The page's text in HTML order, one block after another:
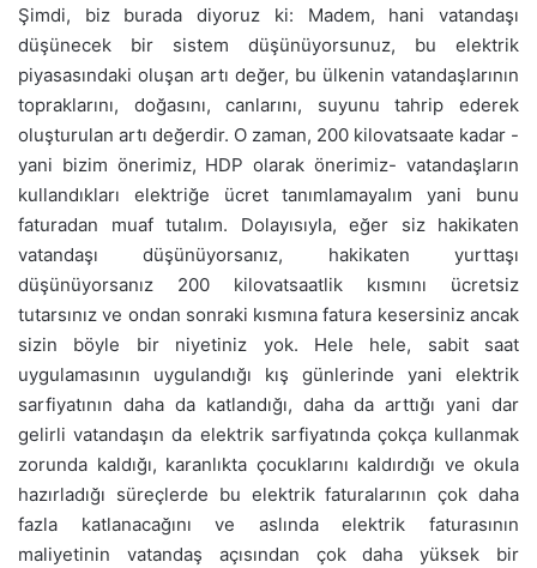
Şimdi, biz burada diyoruz ki: Madem, hani vatandaşı
düşünecek bir sistem düşünüyorsunuz, bu elektrik
piyasasındaki oluşan artı değer, bu ülkenin vatandaşlarının
topraklarını, doğasını, canlarını, suyunu tahrip ederek
oluşturulan artı değerdir. O zaman, 200 kilovatsaate kadar -
yani bizim önerimiz, HDP olarak önerimiz- vatandaşların
kullandıkları elektriğe ücret tanımlamayalım yani bunu
faturadan muaf tutalım. Dolayısıyla, eğer siz hakikaten
vatandaşı düşünüyorsanız, hakikaten yurttaşı
düşünüyorsanız 200 kilovatsaatlik kısmını ücretsiz
tutarsınız ve ondan sonraki kısmına fatura kesersiniz ancak
sizin böyle bir niyetiniz yok. Hele hele, sabit saat
uygulamasının uygulandığı kış günlerinde yani elektrik
sarfiyatının daha da katlandığı, daha da arttığı yani dar
gelirli vatandaşın da elektrik sarfiyatında çokça kullanmak
zorunda kaldığı, karanlıkta çocuklarını kaldırdığı ve okula
hazırladığı süreçlerde bu elektrik faturalarının çok daha
fazla katlanacağını ve aslında elektrik faturasının
maliyetinin vatandaş açısından çok daha yüksek bir